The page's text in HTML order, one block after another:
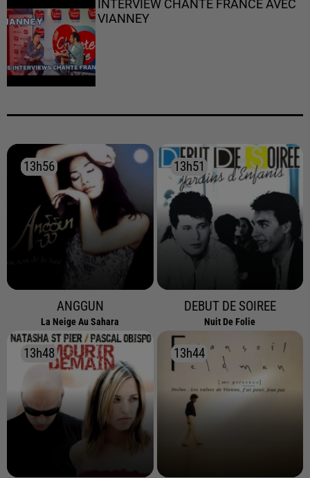
INTERVIEW CHANTE FRANCE AVEC
VIANNEY
13h56
13h56
ANGGUN
La Neige Au Sahara
13h51
13h51
DEBUT DE SOIREE
Nuit De Folie
13h48
13h48 13h44
13h44